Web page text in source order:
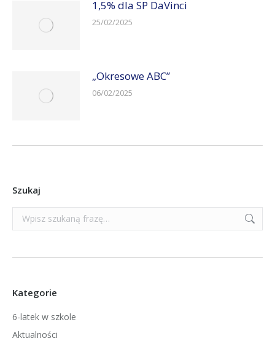
1,5% dla SP DaVinci
25/02/2025
„Okresowe ABC”
06/02/2025
Szukaj
Szukaj:
Kategorie
6-latek w szkole
Aktualności